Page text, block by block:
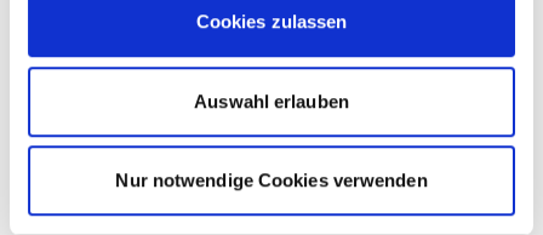
Cookies zulassen
Auswahl erlauben
Nur notwendige Cookies verwenden